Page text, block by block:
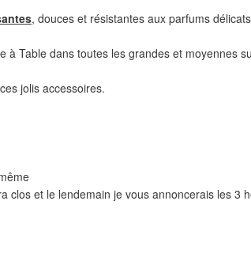
, douces et résistantes aux parfums
à Table dans toutes les grandes et moyennes
jolis accessoires.
clos et le lendemain je vous annoncerais les 3